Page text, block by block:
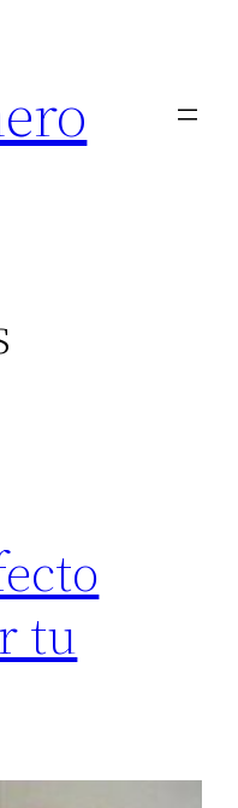
tu